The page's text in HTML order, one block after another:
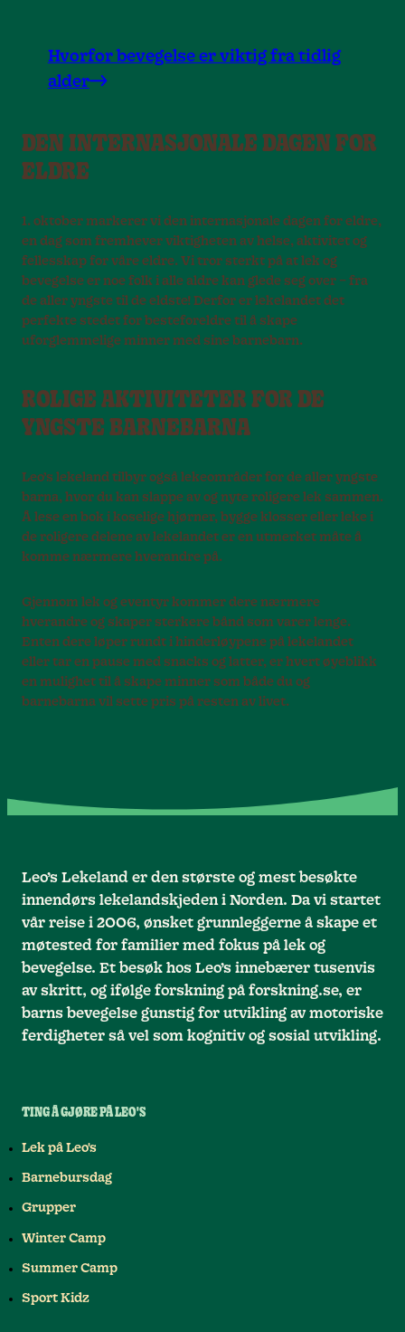
Hvorfor bevegelse er viktig fra tidlig
alder
DEN INTERNASJONALE DAGEN FOR
ELDRE
1. oktober markerer vi den internasjonale dagen for eldre,
en dag som fremhever viktigheten av helse, aktivitet og
fellesskap for våre eldre. Vi tror sterkt på at lek og
bevegelse er noe folk i alle aldre kan glede seg over – fra
de aller yngste til de eldste! Derfor er lekelandet det
perfekte stedet for besteforeldre til å skape
uforglemmelige minner med sine barnebarn.
ROLIGE AKTIVITETER FOR DE
YNGSTE BARNEBARNA
Leo’s lekeland tilbyr også lekeområder for de aller yngste
barna, hvor du kan slappe av og nyte roligere lek sammen.
Å lese en bok i koselige hjørner, bygge klosser eller leke i
de roligere delene av lekelandet er en utmerket måte å
komme nærmere hverandre på.
Gjennom lek og eventyr kommer dere nærmere
hverandre og skaper sterkere bånd som varer lenge.
Enten dere løper rundt i hinderløypene på lekelandet
eller tar en pause med snacks og latter, er hvert øyeblikk
en mulighet til å skape minner som både du og
barnebarna vil sette pris på resten av livet.
Leo’s Lekeland er den største og mest besøkte
innendørs lekelandskjeden i Norden. Da vi startet
vår reise i 2006, ønsket grunnleggerne å skape et
møtested for familier med fokus på lek og
bevegelse. Et besøk hos Leo’s innebærer tusenvis
av skritt, og ifølge forskning på forskning.se, er
barns bevegelse gunstig for utvikling av motoriske
ferdigheter så vel som kognitiv og sosial utvikling.
TING Å GJØRE PÅ LEO'S
Lek på Leo's
Barnebursdag
Grupper
Winter Camp
Summer Camp
Sport Kidz